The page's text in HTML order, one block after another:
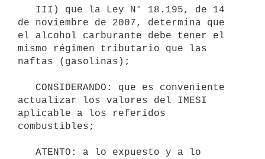
de noviembre de 2007, determina que
el alcohol carburante debe tener el
mismo régimen tributario que las
naftas (gasolinas);
actualizar los valores del IMESI
aplicable a los referidos
combustibles;